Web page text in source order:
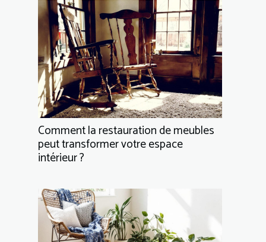
Comment la restauration de meubles
peut transformer votre espace
intérieur ?